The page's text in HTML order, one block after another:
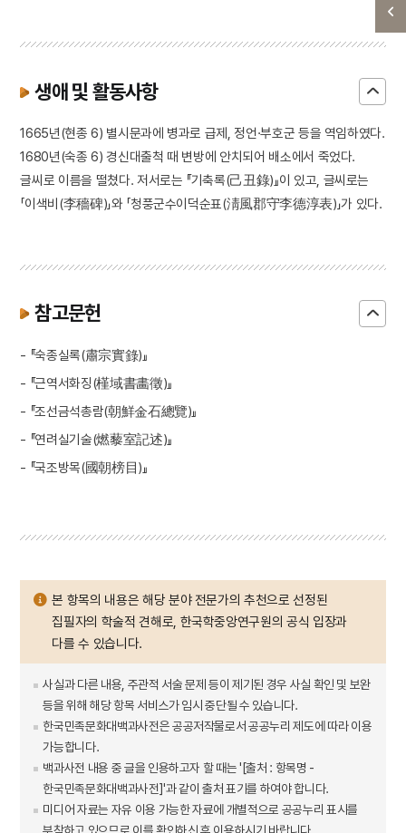
생애 및 활동사항
1665년(현종 6) 별시문과에 병과로 급제, 정언·부호군 등을 역임하였다.
1680년(숙종 6) 경신대출척 때 변방에 안치되어 배소에서 죽었다.
글씨로 이름을 떨쳤다. 저서로는 『기축록(己丑錄)』이 있고, 글씨로는
「이색비(李穡碑)」와 「청풍군수이덕순표(淸風郡守李德淳表)」가 있다.
참고문헌
- 『숙종실록(肅宗實錄)』
- 『근역서화징(槿域書畵徵)』
- 『조선금석총람(朝鮮金石總覽)』
- 『연려실기술(燃藜室記述)』
- 『국조방목(國朝榜目)』
본 항목의 내용은 해당 분야 전문가의 추천으로 선정된
집필자의 학술적 견해로, 한국학중앙연구원의 공식 입장과
다를 수 있습니다.
사실과 다른 내용, 주관적 서술 문제 등이 제기된 경우 사실 확인 및 보완
등을 위해 해당 항목 서비스가 임시 중단될 수 있습니다.
한국민족문화대백과사전은 공공저작물로서 공공누리 제도에 따라 이용
가능합니다.
백과사전 내용 중 글을 인용하고자 할 때는 '[출처 : 항목명 -
한국민족문화대백과사전]'과 같이 출처 표기를 하여야 합니다.
미디어 자료는 자유 이용 가능한 자료에 개별적으로 공공누리 표시를
부착하고 있으므로 이를 확인하신 후 이용하시기 바랍니다.